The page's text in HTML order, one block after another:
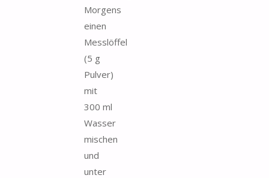
Morgens
einen
Messlöffel
(5 g
Pulver)
mit
300 ml
Wasser
mischen
und
unter